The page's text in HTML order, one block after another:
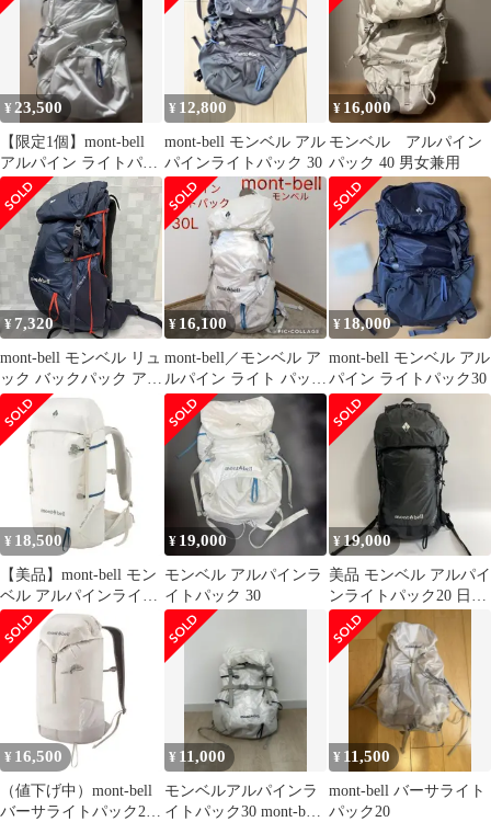
¥ 23,500
【限定1個】mont-bell
アルパイン ライトパッ
ク 30 ホワイト 新品
¥ 12,800
mont-bell モンベル アル
パインライトパック 30
¥ 16,000
モンベル アルパイン
パック 40 男女兼用
¥ 7,320
mont-bell モンベル リュ
ック バックパック アル
パインライトパック
40L ネイビー
¥ 16,100
mont-bell／モンベル ア
ルパイン ライト パック
ホワイト 30L
¥ 18,000
mont-bell モンベル アル
パイン ライトパック30
¥ 18,500
【美品】mont-bell モン
ベル アルパインライト
パック30 登山アウトド
ア
¥ 19,000
モンベル アルパインラ
イトパック 30
¥ 19,000
美品 モンベル アルパイ
ンライトパック20 日帰
り登山 小屋泊 ハイキン
グ 防水
¥ 16,500
（値下げ中）mont-bell
バーサライトパック20
¥ 11,000
モンベルアルパインラ
イトパック30 mont-bell
¥ 11,500
mont-bell バーサライト
パック20